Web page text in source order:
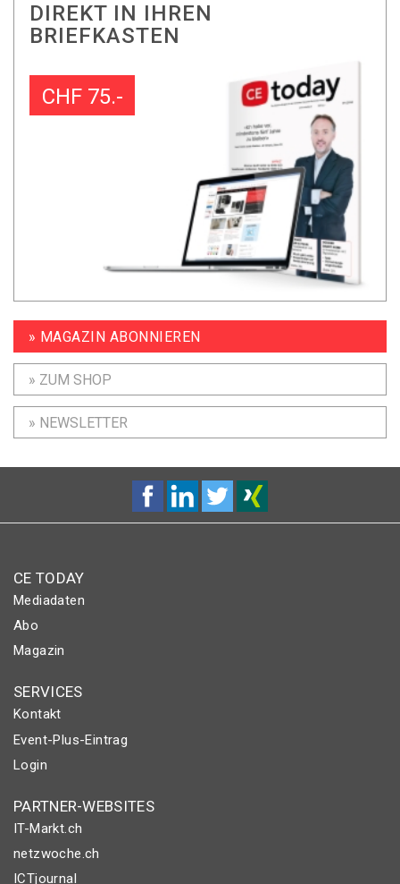
DIREKT IN IHREN
BRIEFKASTEN
CHF 75.-
» MAGAZIN ABONNIEREN
» ZUM SHOP
» NEWSLETTER
CE TODAY
Mediadaten
Abo
Magazin
SERVICES
Kontakt
Event-Plus-Eintrag
Login
PARTNER-WEBSITES
IT-Markt.ch
netzwoche.ch
ICTjournal